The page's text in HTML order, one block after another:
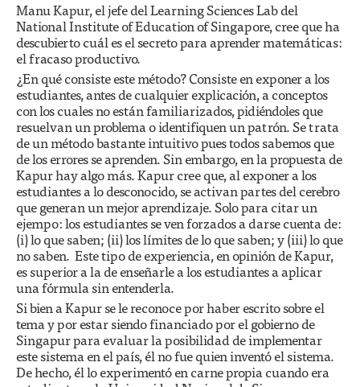
Manu Kapur, el jefe del Learning Sciences Lab del
National Institute of Education of Singapore, cree que ha
descubierto cuál es el secreto para aprender matemáticas:
el fracaso productivo.
¿En qué consiste este método? Consiste en exponer a los
estudiantes, antes de cualquier explicación, a conceptos
con los cuales no están familiarizados, pidiéndoles que
resuelvan un problema o identifiquen un patrón. Se trata
de un método bastante intuitivo pues todos sabemos que
de los errores se aprenden. Sin embargo, en la propuesta de
Kapur hay algo más. Kapur cree que, al exponer a los
estudiantes a lo desconocido, se activan partes del cerebro
que generan un mejor aprendizaje. Solo para citar un
ejempo: los estudiantes se ven forzados a darse cuenta de:
(i) lo que saben; (ii) los límites de lo que saben; y (iii) lo que
no saben. Este tipo de experiencia, en opinión de Kapur,
es superior a la de enseñarle a los estudiantes a aplicar
una fórmula sin entenderla.
Si bien a Kapur se le reconoce por haber escrito sobre el
tema y por estar siendo financiado por el gobierno de
Singapur para evaluar la posibilidad de implementar
este sistema en el país, él no fue quien inventó el sistema.
De hecho, él lo experimentó en carne propia cuando era